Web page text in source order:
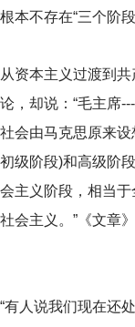
本不存在“三个阶段
资本主义过渡到
，却说：“毛主席
会由马克思原来
级阶段)和高级阶
主义阶段，相当
会主义。”《文章
“有人说我们现在